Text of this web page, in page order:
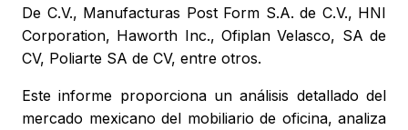
De C.V., Manufacturas Post Form S.A. de C.V., HNI
Corporation, Haworth Inc., Ofiplan Velasco, SA de
CV, Poliarte SA de CV, entre otros.
Este informe proporciona un análisis detallado del
mercado mexicano del mobiliario de oficina, analiza